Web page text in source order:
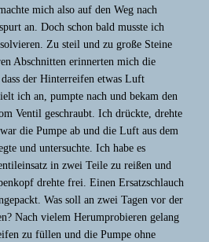
mich also auf den Weg nach
an. Doch schon bald musste ich
Zu steil und zu große Steine
Abschnitten erinnerten mich die
der Hinterreifen etwas Luft
ich an, pumpte nach und bekam den
Ventil geschraubt. Ich drückte, drehte
die Pumpe ab und die Luft aus dem
und untersuchte. Ich habe es
in zwei Teile zu reißen und
drehte frei. Einen Ersatzschlauch
Was soll an zwei Tagen vor der
Nach vielem Herumprobieren gelang
zu füllen und die Pumpe ohne